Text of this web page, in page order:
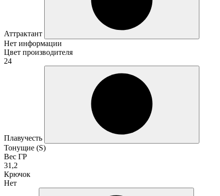
Аттрактант
Нет информации
Цвет производителя
24
Плавучесть
Тонущие (S)
Вес ГР
31,2
Крючок
Нет